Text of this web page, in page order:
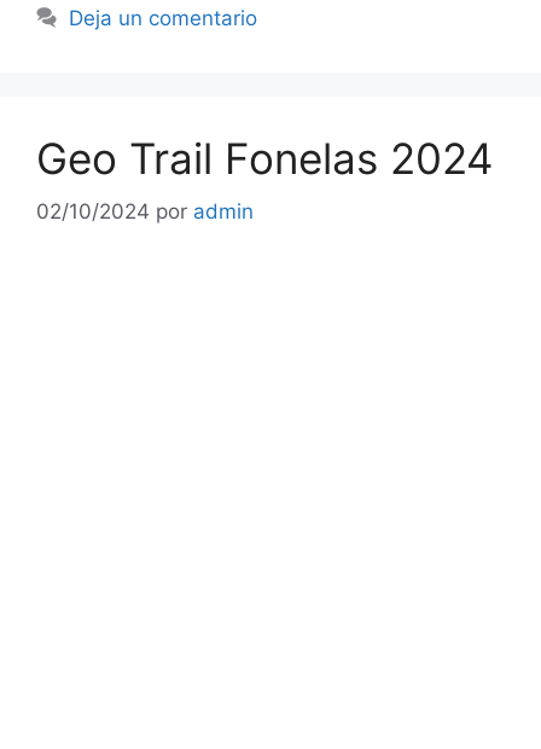
Deja un comentario
Geo Trail Fonelas 2024
02/10/2024 por admin